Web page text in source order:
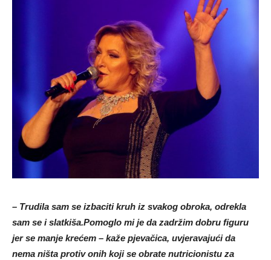
– Trudila sam se izbaciti kruh iz svakog obroka, odrekla
sam se i slatkiša.Pomoglo mi je da zadržim dobru figuru
jer se manje krećem – kaže pjevačica, uvjeravajući da
nema ništa protiv onih koji se obrate nutricionistu za